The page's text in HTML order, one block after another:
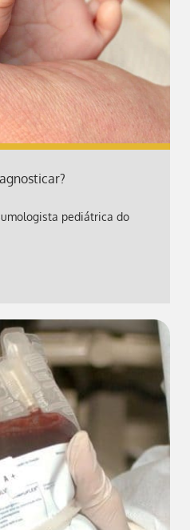
pediátrica do